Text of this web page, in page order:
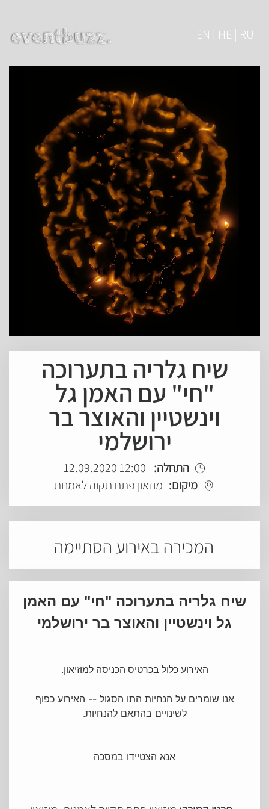
EN | HE | RU
שיח גלריה בתערוכה
"חי" עם האמן גל
וינשטיין והאוצר בר
ירושלמי
התחלה: 12:00 12.09.2020
מיקום: מוזאון פתח תקוה לאמנות
המכירה באירוע הסתיימה
שיח גלריה בתערוכה "חי" עם האמן
גל וינשטיין והאוצר בר ירושלמי
האירוע כלול בכרטיס הכניסה למוזיאון.
אנו שומרים על הנחיות התו הסגול -- האירוע כפוף
לשינויים בהתאם להנחיות.
אנא הצטיידו במסכה